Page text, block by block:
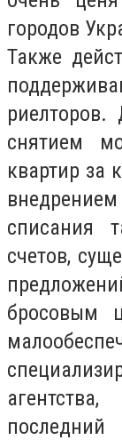
городов
Также
снятием
квартир за
списания
счетов,
бросовым